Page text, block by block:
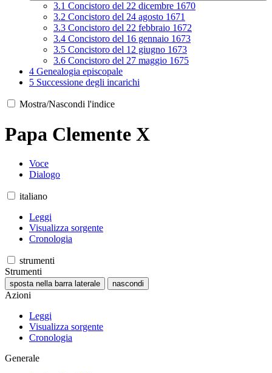
3.1 Concistoro del 22 dicembre 1670
3.2 Concistoro del 24 agosto 1671
3.3 Concistoro del 22 febbraio 1672
3.4 Concistoro del 16 gennaio 1673
3.5 Concistoro del 12 giugno 1673
3.6 Concistoro del 27 maggio 1675
4 Genealogia episcopale
5 Successione degli incarichi
Mostra/Nascondi l'indice
Papa Clemente X
Voce
Dialogo
italiano
Leggi
Visualizza sorgente
Cronologia
strumenti
Strumenti
sposta nella barra laterale nascondi
Azioni
Leggi
Visualizza sorgente
Cronologia
Generale